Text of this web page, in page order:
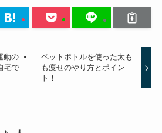
動の
宅で
ペットボトルを使った太も
も痩せのやり方とポイン
ト！